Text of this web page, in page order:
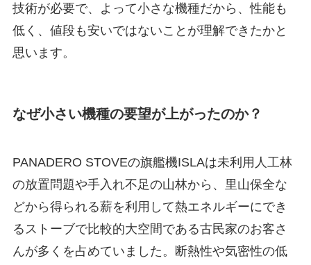
技術が必要で、よって小さな機種だから、性能も
低く、値段も安いではないことが理解できたかと
思います。
なぜ小さい機種の要望が上がったのか？
PANADERO STOVEの旗艦機ISLAは未利用人工林
の放置問題や手入れ不足の山林から、里山保全な
どから得られる薪を利用して熱エネルギーにでき
るストーブで比較的大空間である古民家のお客さ
んが多くを占めていました。断熱性や気密性の低